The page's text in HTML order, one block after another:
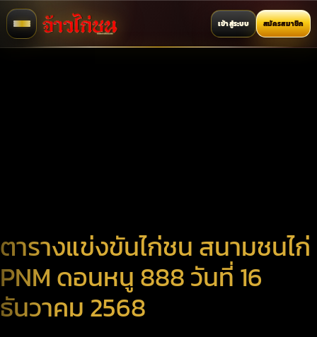
เข้าสู่ระบบ สมัครสมาชิก
ตารางแข่งขันไก่ชน สนามชนไก่
PNM ดอนหนู 888 วันที่ 16
ธันวาคม 2568